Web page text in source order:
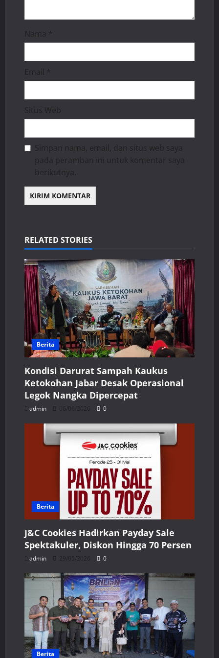
Nama *
Email *
Situs Web
Simpan nama, email, dan situs web saya
pada peramban ini untuk komentar saya
berikutnya.
RELATED STORIES
Berita
Kondisi Darurat Sampah Kaukus
Ketokohan Jabar Desak Operasional
Legok Nangka Dipercepat
admin 06/06/2026 0
Berita
J&C Cookies Hadirkan Payday Sale
Spektakuler, Diskon Hingga 70 Persen
admin 29/05/2026 0
Berita